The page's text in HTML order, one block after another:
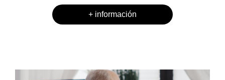
+ información